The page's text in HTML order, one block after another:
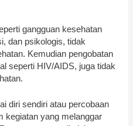
gangguan kesehatan
dan psikologis, tidak
Kemudian pengobatan
seperti HIV/AIDS, juga tidak
diri sendiri atau percobaan
kegiatan yang melanggar